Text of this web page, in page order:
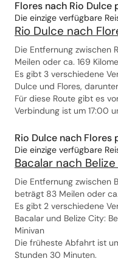
Flores nach Rio Dulce
Die einzige verfügbare
Rio Dulce nach
Die Entfernung zwischen
Meilen oder ca. 169
Es gibt 3 verschiedene
Dulce und Flores,
Für diese Route gibt es
Verbindung ist um 17:00
Rio Dulce nach Flores
Die einzige verfügbare
Bacalar nach
Die Entfernung zwischen
beträgt 83 Meilen oder
Es gibt 2 verschiedene
Bacalar und Belize City:
Minivan
Die früheste Abfahrt ist
Stunden 30 Minuten.